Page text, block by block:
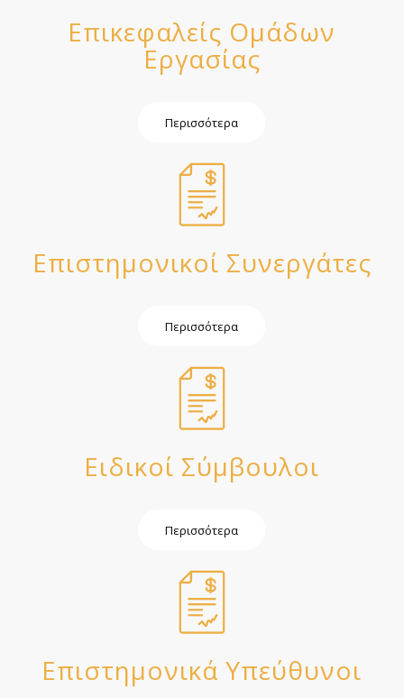
Επικεφαλείς Ομάδων
Εργασίας
Περισσότερα
Επιστημονικοί Συνεργάτες
Περισσότερα
Ειδικοί Σύμβουλοι
Περισσότερα
Επιστημονικά Υπεύθυνοι